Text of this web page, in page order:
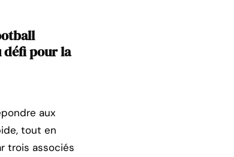
pour la
aux
tout en
trois associés